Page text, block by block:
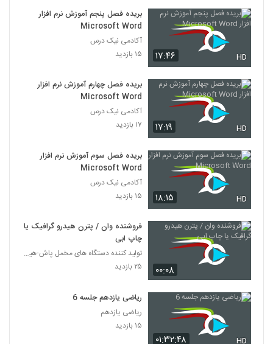
۱۷:۴۶ HD
بریده فصل پنجم آموزش نرم افزار
Microsoft Word
آکادمی نیک درس
۱۵ بازدید
۱۷:۱۹ HD
بریده فصل چهارم آموزش نرم افزار
Microsoft Word
آکادمی نیک درس
۱۷ بازدید
۱۸:۱۵ HD
بریده فصل سوم آموزش نرم افزار
Microsoft Word
آکادمی نیک درس
۱۵ بازدید
۰۰:۰۸
فروشنده وان / پترن هیدرو گرافیک یا
چاپ ابی
تولید کننده دستگاه های مخمل پاش-هیدروگرافیک-ابکاری
۲۵ بازدید
۰۱:۳۲:۴۸ HD
ریاضی یازدهم جلسه 6
ریاضی یازدهم
۱۵ بازدید